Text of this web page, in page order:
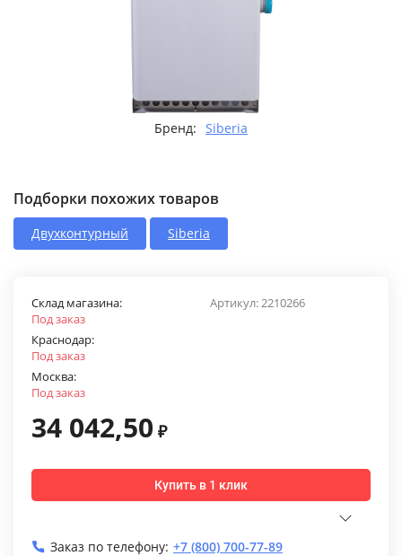
Бренд: Siberia
Подборки похожих товаров
Двухконтурный Siberia
Артикул:2210266
Склад магазина:
Под заказ
Краснодар:
Под заказ
Москва:
Под заказ
34 042,50 ₽
Купить в 1 клик
Заказ по телефону: +7 (800) 700-77-89